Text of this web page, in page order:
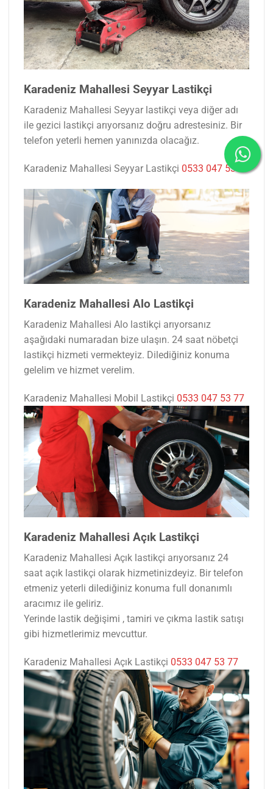
Karadeniz Mahallesi Seyyar Lastikçi
Karadeniz Mahallesi Seyyar lastikçi veya diğer adı
ile gezici lastikçi arıyorsanız doğru adrestesiniz. Bir
telefon yeterli hemen yanınızda olacağız.
Karadeniz Mahallesi Seyyar Lastikçi 0533 047 53 77
Karadeniz Mahallesi Alo Lastikçi
Karadeniz Mahallesi Alo lastikçi arıyorsanız
aşağıdaki numaradan bize ulaşın. 24 saat nöbetçi
lastikçi hizmeti vermekteyiz. Dilediğiniz konuma
gelelim ve hizmet verelim.
Karadeniz Mahallesi Mobil Lastikçi 0533 047 53 77
Karadeniz Mahallesi Açık Lastikçi
Karadeniz Mahallesi Açık lastikçi arıyorsanız 24
saat açık lastikçi olarak hizmetinizdeyiz. Bir telefon
etmeniz yeterli dilediğiniz konuma full donanımlı
aracımız ile geliriz.
Yerinde lastik değişimi , tamiri ve çıkma lastik satışı
gibi hizmetlerimiz mevcuttur.
Karadeniz Mahallesi Açık Lastikçi 0533 047 53 77